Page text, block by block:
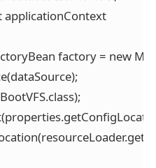
applicationContext
factory = new